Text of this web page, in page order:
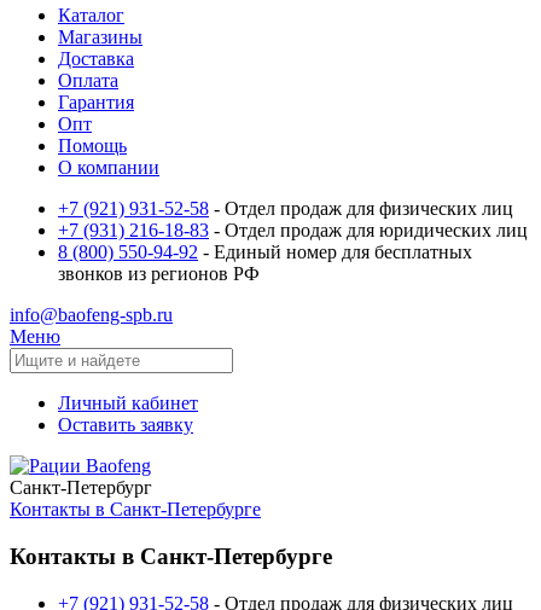
Каталог
Магазины
Доставка
Оплата
Гарантия
Опт
Помощь
О компании
+7 (921) 931-52-58 - Отдел продаж для физических лиц
+7 (931) 216-18-83 - Отдел продаж для юридических лиц
8 (800) 550-94-92 - Единый номер для бесплатных
звонков из регионов РФ
info@baofeng-spb.ru
Меню
Личный кабинет
Оставить заявку
Санкт-Петербург
Контакты в Санкт-Петербурге
Контакты в Санкт-Петербурге
+7 (921) 931-52-58 - Отдел продаж для физических лиц